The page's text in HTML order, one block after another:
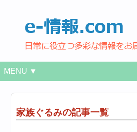
MENU ▼
家族ぐるみの記事一覧